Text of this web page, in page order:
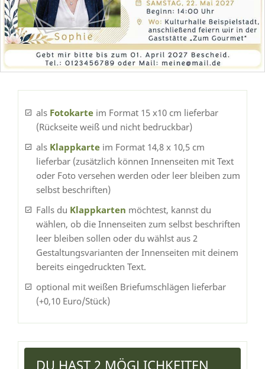
als Fotokarte im Format 15 x10 cm lieferbar
(Rückseite weiß und nicht bedruckbar)
als Klappkarte im Format 14,8 x 10,5 cm
lieferbar (zusätzlich können Innenseiten mit Text
oder Foto versehen werden oder leer bleiben zum
selbst beschriften)
Falls du Klappkarten möchtest, kannst du
wählen, ob die Innenseiten zum selbst beschriften
leer bleiben sollen oder du wählst aus 2
Gestaltungsvarianten der Innenseiten mit deinem
bereits eingedruckten Text.
optional mit weißen Briefumschlägen lieferbar
(+0,10 Euro/Stück)
DU HAST 2 MÖGLICHKEITEN